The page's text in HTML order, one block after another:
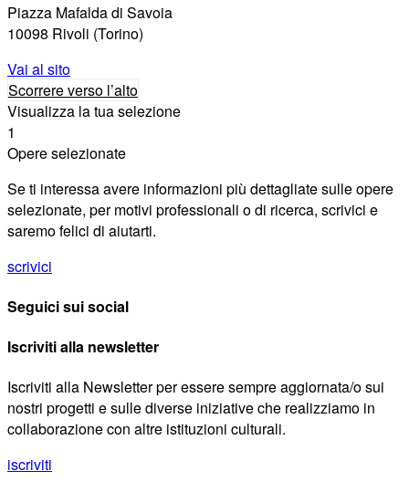
Piazza Mafalda di Savoia
10098 Rivoli (Torino)
Vai al sito
Scorrere verso l’alto
Visualizza la tua selezione
1
Opere selezionate
Se ti interessa avere informazioni più dettagliate sulle opere
selezionate, per motivi professionali o di ricerca, scrivici e
saremo felici di aiutarti.
scrivici
Seguici sui social
Iscriviti alla newsletter
Iscriviti alla Newsletter per essere sempre aggiornata/o sui
nostri progetti e sulle diverse iniziative che realizziamo in
collaborazione con altre istituzioni culturali.
iscriviti